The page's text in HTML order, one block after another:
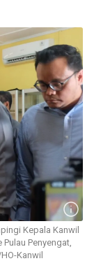
Kepala Kanwil
Penyengat,
Kanwil